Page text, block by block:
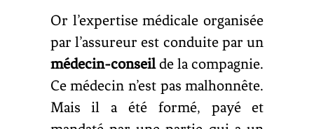
Or l’expertise médicale organisée
par l’assureur est conduite par un
médecin-conseilde la compagnie.
Ce médecin n’est pas malhonnête.
Mais il a été formé, payé et